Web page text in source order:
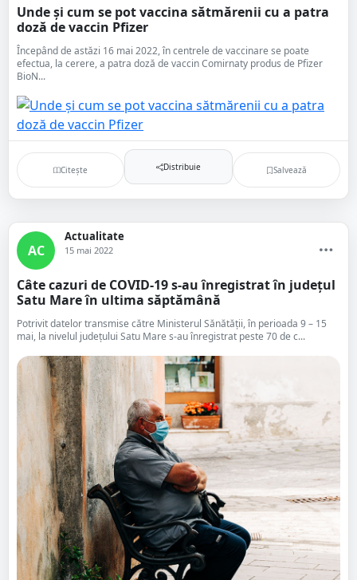
Unde și cum se pot vaccina sătmărenii cu a patra
doză de vaccin Pfizer
Începând de astăzi 16 mai 2022, în centrele de vaccinare se poate
efectua, la cerere, a patra doză de vaccin Comirnaty produs de Pfizer
BioN...
Citește Distribuie Salvează
AC
Actualitate
15 mai 2022
Câte cazuri de COVID-19 s-au înregistrat în județul
Satu Mare în ultima săptămână
Potrivit datelor transmise către Ministerul Sănătății, în perioada 9 – 15
mai, la nivelul județului Satu Mare s-au înregistrat peste 70 de c...